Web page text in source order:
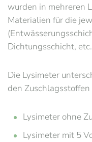
wurden in mehreren
Materialien für die
Dichtungsschicht,
Die Lysimeter
den
Lysimeter ohne
Lysimeter mit 5